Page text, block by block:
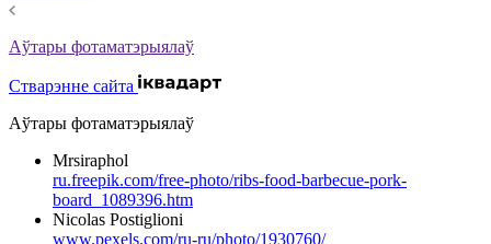
Аўтары фотаматэрыялаў
Стварэнне сайта
Аўтары фотаматэрыялаў
Mrsiraphol
ru.freepik.com/free-photo/ribs-food-barbecue-pork-
board_1089396.htm
Nicolas Postiglioni
www.pexels.com/ru-ru/photo/1930760/